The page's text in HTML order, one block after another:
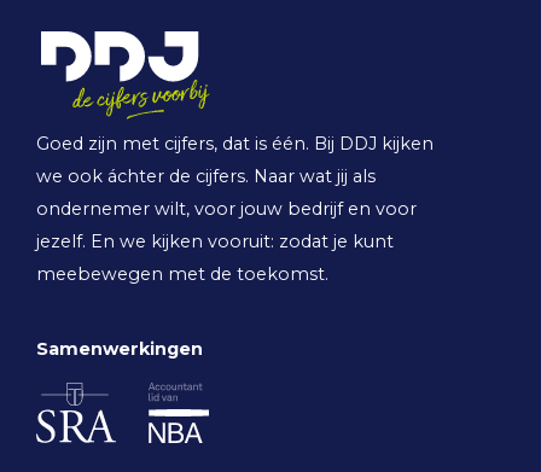
Goed zijn met cijfers, dat is één. Bij DDJ kijken
we ook áchter de cijfers. Naar wat jij als
ondernemer wilt, voor jouw bedrijf en voor
jezelf. En we kijken vooruit: zodat je kunt
meebewegen met de toekomst.
Samenwerkingen